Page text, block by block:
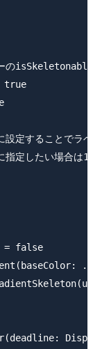
の
true
することでラベ
定したい場合は1
= false